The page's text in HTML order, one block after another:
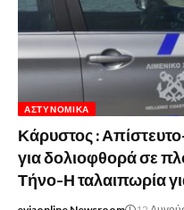
ΑΣΤΥΝΟΜΙΚΆ
Κάρυστος :
για δολιοφθορά σε
Τήνο-Η ταλαιπωρία